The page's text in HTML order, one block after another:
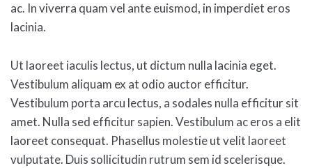
ac. In viverra quam vel ante euismod, in imperdiet eros
lacinia.
Ut laoreet iaculis lectus, ut dictum nulla lacinia eget.
Vestibulum aliquam ex at odio auctor efficitur.
Vestibulum porta arcu lectus, a sodales nulla efficitur sit
amet. Nulla sed efficitur sapien. Vestibulum ac eros a elit
laoreet consequat. Phasellus molestie ut velit laoreet
vulputate. Duis sollicitudin rutrum sem id scelerisque.